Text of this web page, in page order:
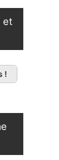
et
!